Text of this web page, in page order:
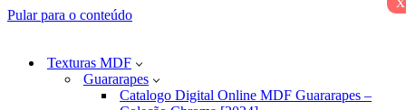
Pular para o conteúdo
Texturas MDF
Guararapes
Catalogo Digital Online MDF Guararapes –